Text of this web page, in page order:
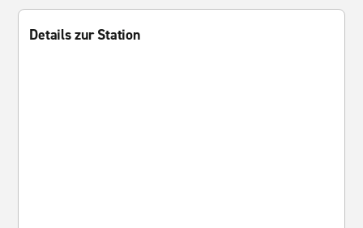
Details zur Station